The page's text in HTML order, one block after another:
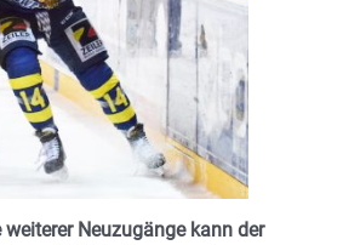
Neuzugänge kann der